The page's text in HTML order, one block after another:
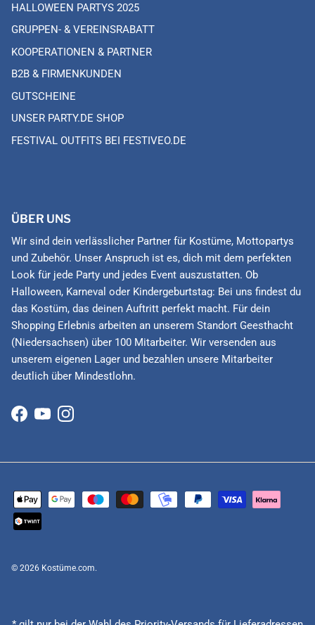
HALLOWEEN PARTYS 2025
GRUPPEN- & VEREINSRABATT
KOOPERATIONEN & PARTNER
B2B & FIRMENKUNDEN
GUTSCHEINE
UNSER PARTY.DE SHOP
FESTIVAL OUTFITS BEI FESTIVEO.DE
ÜBER UNS
Wir sind dein verlässlicher Partner für Kostüme, Mottopartys
und Zubehör. Unser Anspruch ist es, dich mit dem perfekten
Look für jede Party und jedes Event auszustatten. Ob
Halloween, Karneval oder Kindergeburtstag: Bei uns findest du
das Kostüm, das deinen Auftritt perfekt macht. Für dein
Shopping Erlebnis arbeiten an unserem Standort Geesthacht
(Niedersachsen) über 100 Mitarbeiter. Wir versenden aus
unserem eigenen Lager und bezahlen unsere Mitarbeiter
deutlich über Mindestlohn.
Facebook
YouTubeInstagram
© 2026 Kostüme.com.